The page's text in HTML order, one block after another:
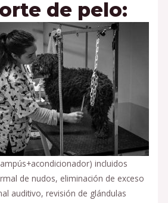
de pelo:
incluidos
de nudos, eliminación de exceso
auditivo, revisión de glándulas